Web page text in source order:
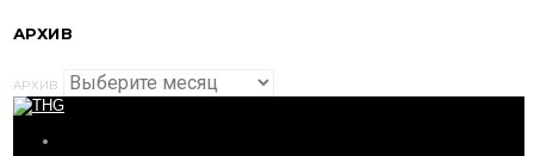
АРХИВ
АРХИВ